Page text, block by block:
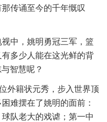
传诵至今的千年慨叹
中，姚明勇冠三军，篮
多少人能在这光鲜的背
智慧呢？
外籍状元秀，步入世界顶
难摆在了姚明的面前：
队老大的戏谑；第一中